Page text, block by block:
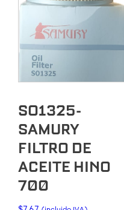
SO1325-
SAMURY
FILTRO DE
ACEITE HINO
700